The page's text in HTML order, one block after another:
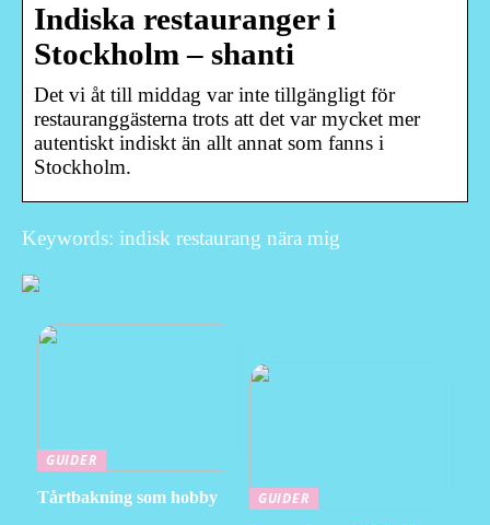
Indiska restauranger i
Stockholm – shanti
Det vi åt till middag var inte tillgängligt för
restauranggästerna trots att det var mycket mer
autentiskt indiskt än allt annat som fanns i
Stockholm.
Keywords: indisk restaurang nära mig
GUIDER
Tårtbakning som hobby GUIDER